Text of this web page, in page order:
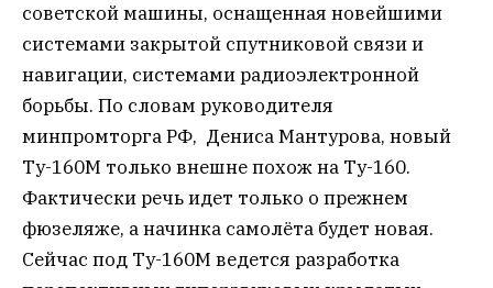
советской машины, оснащенная новейшими
системами закрытой спутниковой связи и
навигации, системами радиоэлектронной
борьбы. По словам руководителя
минпромторга РФ, Дениса Мантурова, новый
Ту-160М только внешне похож на Ту-160.
Фактически речь идет только о прежнем
фюзеляже, а начинка самолёта будет новая.
Сейчас под Ту-160М ведется разработка